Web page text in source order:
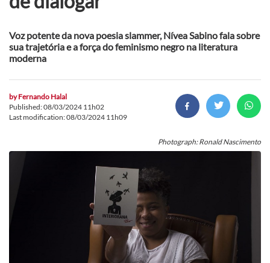
Voz potente da nova poesia slammer, Nívea Sabino fala sobre
sua trajetória e a força do feminismo negro na literatura
moderna
byFernando Halal
Published: 08/03/2024 11h02
Last modification: 08/03/2024 11h09
Photograph: Ronald Nascimento